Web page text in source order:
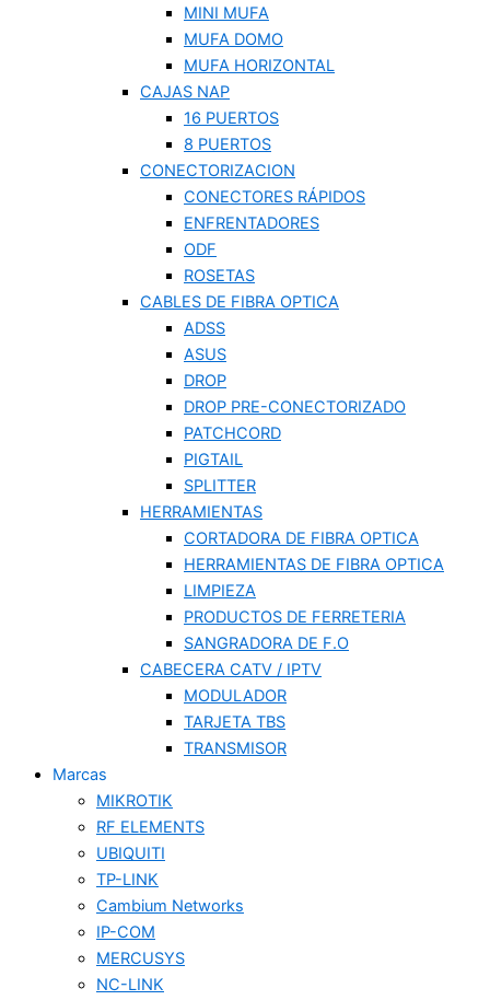
MINI MUFA
MUFA DOMO
MUFA HORIZONTAL
CAJAS NAP
16 PUERTOS
8 PUERTOS
CONECTORIZACION
CONECTORES RÁPIDOS
ENFRENTADORES
ODF
ROSETAS
CABLES DE FIBRA OPTICA
ADSS
ASUS
DROP
DROP PRE-CONECTORIZADO
PATCHCORD
PIGTAIL
SPLITTER
HERRAMIENTAS
CORTADORA DE FIBRA OPTICA
HERRAMIENTAS DE FIBRA OPTICA
LIMPIEZA
PRODUCTOS DE FERRETERIA
SANGRADORA DE F.O
CABECERA CATV / IPTV
MODULADOR
TARJETA TBS
TRANSMISOR
Marcas
MIKROTIK
RF ELEMENTS
UBIQUITI
TP-LINK
Cambium Networks
IP-COM
MERCUSYS
NC-LINK